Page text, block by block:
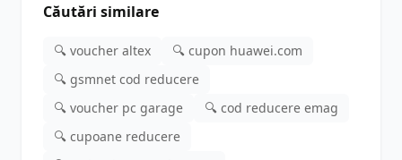
Căutări similare
🔍 voucher altex
🔍 cupon huawei.com
🔍 gsmnet cod reducere
🔍 voucher pc garage
🔍 cod reducere emag
🔍 cupoane reducere